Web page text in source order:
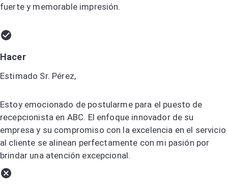
fuerte y memorable impresión.
Hacer
Estimado Sr. Pérez,
Estoy emocionado de postularme para el puesto de
recepcionista en ABC. El enfoque innovador de su
empresa y su compromiso con la excelencia en el servicio
al cliente se alinean perfectamente con mi pasión por
brindar una atención excepcional.